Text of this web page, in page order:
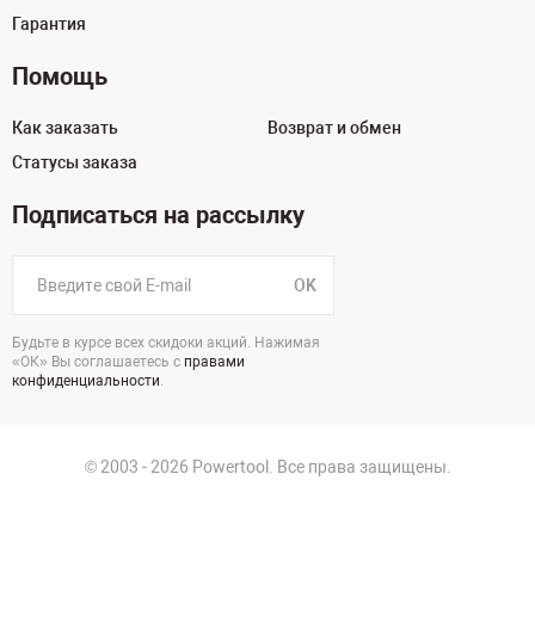
Гарантия
Помощь
Как заказать
Статусы заказа
Возврат и обмен
Подписаться на рассылку
OK
Будьте в курсе всех скидоки акций. Нажимая
«ОК» Вы соглашаетесь с правами
конфиденциальности.
© 2003 - 2026 Powertool. Все права защищены.